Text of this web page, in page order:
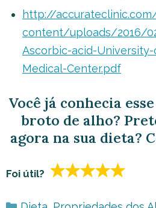
http://
content/uploads/2016/
Ascorbic-acid-
Medical-Center.pdf
Você já conhecia
broto de alho?
agora na sua dieta?
Foi útil?
Categorias